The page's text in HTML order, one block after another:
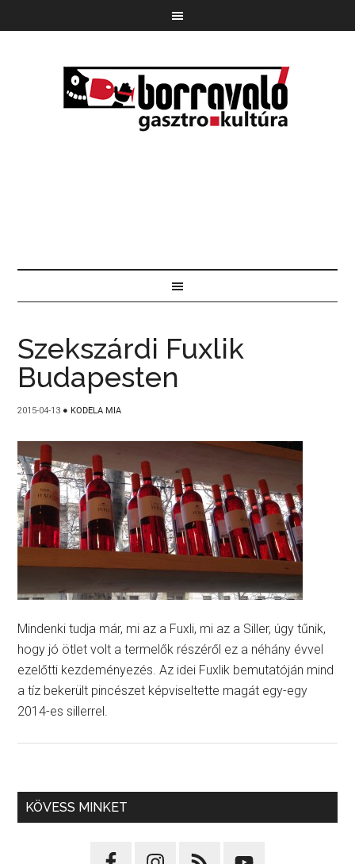
Szekszárdi Fuxlik
Budapesten
2015-04-13 ● KODELA MIA
Mindenki tudja már, mi az a Fuxli, mi az a Siller, úgy tűnik,
hogy jó ötlet volt a termelők részéről ez a néhány évvel
ezelőtti kezdeményezés. Az idei Fuxlik bemutatóján mind
a tíz bekerült pincészet képviseltette magát egy-egy
2014-es sillerrel.
KÖVESS MINKET